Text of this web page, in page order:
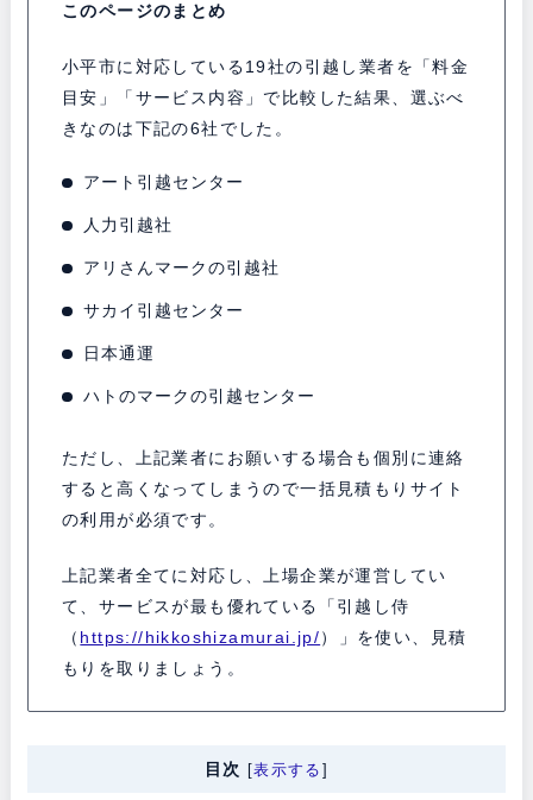
このページのまとめ
小平市に対応している19社の引越し業者を「料金
目安」「サービス内容」で比較した結果、選ぶべ
きなのは下記の6社でした。
アート引越センター
人力引越社
アリさんマークの引越社
サカイ引越センター
日本通運
ハトのマークの引越センター
ただし、上記業者にお願いする場合も個別に連絡
すると高くなってしまうので一括見積もりサイト
の利用が必須です。
上記業者全てに対応し、上場企業が運営してい
て、サービスが最も優れている「引越し侍
（ https://hikkoshizamurai.jp/）」を使い、見積
もりを取りましょう。
目次 [表示する ]